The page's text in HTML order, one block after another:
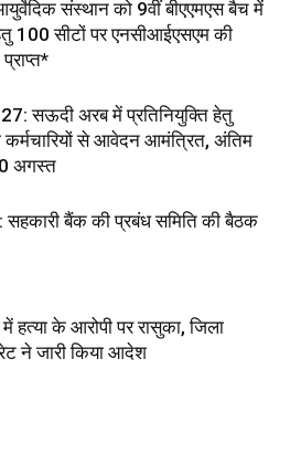
संस्थान को 9वीं बीएएमएस बैच में
100 सीटों पर एनसीआईएसएम की
सऊदी अरब में प्रतिनियुक्ति हेतु
कर्मचारियों से आवेदन आमंत्रित, अंतिम
अगस्त
सहकारी बैंक की प्रबंध समिति की बैठक
में हत्या के आरोपी पर रासुका, जिला
ने जारी किया आदेश